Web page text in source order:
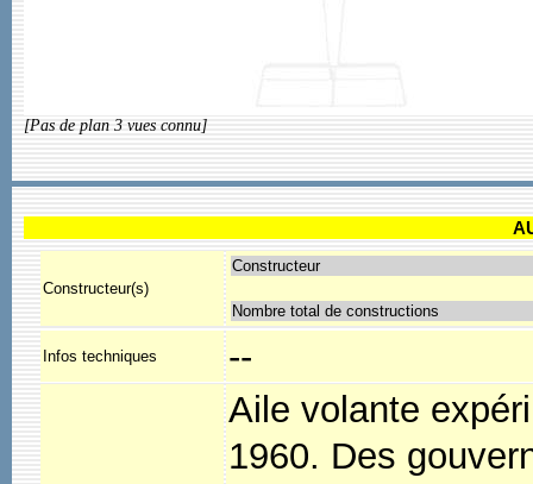
[Pas de plan 3 vues connu]
Constructeur(s)
Constructeur
Nombre total de constructions
Infos techniques --
Aile volante
1960. Des